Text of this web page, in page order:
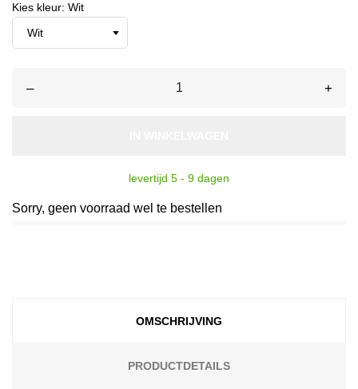
Kies kleur: Wit
– +
levertijd 5 - 9 dagen
Sorry, geen voorraad wel te bestellen
OMSCHRIJVING
PRODUCTDETAILS